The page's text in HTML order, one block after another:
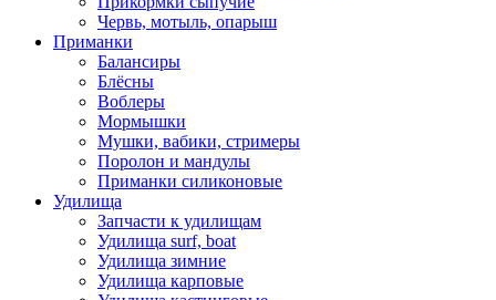
Червь, мотыль, опарыш
Приманки
Балансиры
Блёсны
Воблеры
Мормышки
Мушки, вабики, стримеры
Поролон и мандулы
Приманки силиконовые
Удилища
Запчасти к удилищам
Удилища surf, boat
Удилища зимние
Удилища карповые